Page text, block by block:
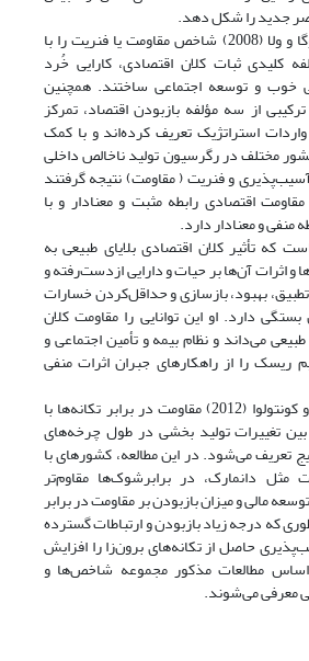
جدید را شکل دهد.
بریگاگلیو، گوردینا، فاروگا و ولا (2008) شاخص مقاومت یا فنریت را با
کلیدی ثبات کلان اقتصادی، کارایی خُرد
خوب و توسعه اجتماعی ساختند. همچنین
از سه مؤلفه بازبودن اقتصاد، تمرکز
استراتژیک تعریف کرده‌اند و با کمک
توسعه 88 کشور مختلف در رگرسیون تولید ناخالص داخلی
و فنریت ( مقاومت) نتیجه گرفتند
اقتصادی رابطه مثبت و معنادار و با
و معنادار دارد.
معتقد است که تأثیر کلان اقتصادی بلایای طبیعی به
و اثرات آن‌ها بر حیات و دارایی از‌دست‌رفته و
تطبیق، بهبود، بازسازی و حداقل‌کردن خسارات
دارد. او این توانایی را مقاومت کلان
طبیعی می‌داند و نظام بیمه و تأمین اجتماعی و
ریسک را از راهکارهای جبران اثرات منفی
بر اساس مطالعه کانووا و کونتولوا (2012) مقاومت در برابر تکانه‌ها با
تغییرات تولید بخشی در طول چرخه‌های
تعریف می‌شود. در این مطالعه، کشورهای با
مثل دانمارک، در برابرشوک‌ها مقاوم‌تر
مالی و میزان بازبودن بر مقاومت در برابر
که درجه زیاد بازبودن و ارتباطات گسترده
حاصل از تکانه‌های برون‌زا را افزایش
مطالعات مذکور مجموعه شاخص‌ها و
معرفی می‌شوند.